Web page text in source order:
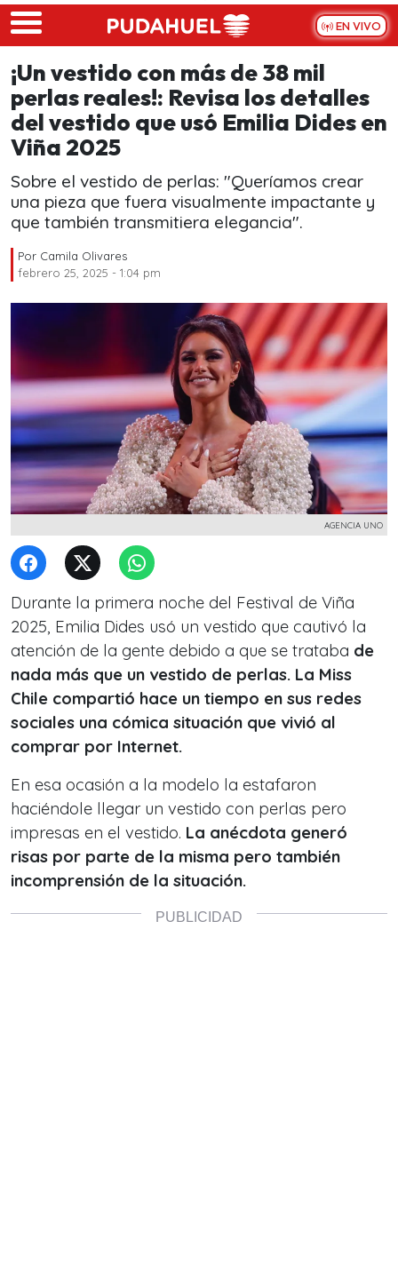
Skip to main content
EN VIVO
¡Un vestido con más de 38 mil
perlas reales!: Revisa los detalles
del vestido que usó Emilia Dides en
Viña 2025
Sobre el vestido de perlas: "Queríamos crear
una pieza que fuera visualmente impactante y
que también transmitiera elegancia".
Por Camila Olivares
febrero 25, 2025 - 1:04 pm
AGENCIA UNO
Durante la primera noche del Festival de Viña
2025, Emilia Dides usó un vestido que cautivó la
atención de la gente debido a que se trataba de
nada más que un vestido de perlas. La Miss
Chile compartió hace un tiempo en sus redes
sociales una cómica situación que vivió al
comprar por Internet.
En esa ocasión a la modelo la estafaron
haciéndole llegar un vestido con perlas pero
impresas en el vestido. La anécdota generó
risas por parte de la misma pero también
incomprensión de la situación.